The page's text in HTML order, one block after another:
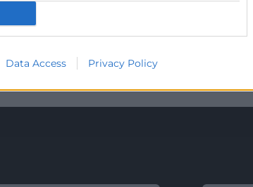
Data Access Privacy Policy